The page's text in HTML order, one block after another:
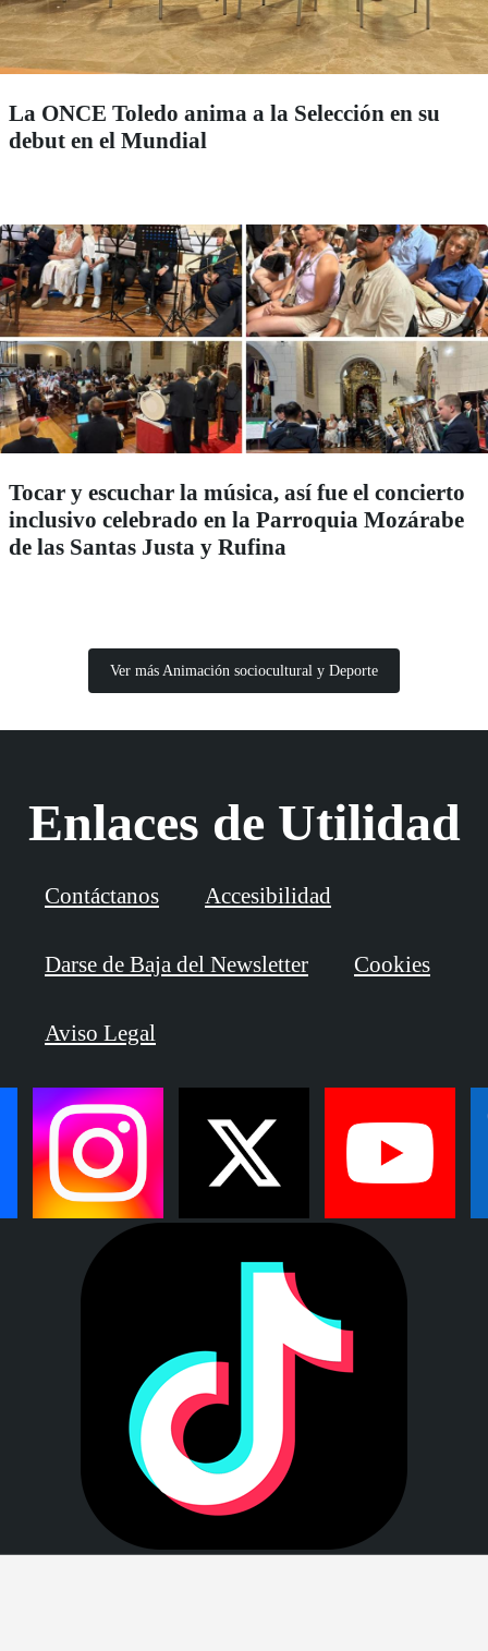
La ONCE Toledo anima a la Selección en su
debut en el Mundial
Tocar y escuchar la música, así fue el concierto
inclusivo celebrado en la Parroquia Mozárabe
de las Santas Justa y Rufina
Ver más Animación sociocultural y Deporte
Enlaces de Utilidad
Contáctanos Accesibilidad
Darse de Baja del Newsletter Cookies
Aviso Legal